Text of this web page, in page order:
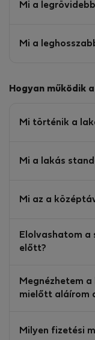
Mi a
Mi a
Hogyan működik
Mi történik a
Mi a lakás
Mi az a
Elolvashatom a
előtt?
Megnézhetem
mielőtt aláírom
Milyen fizetési